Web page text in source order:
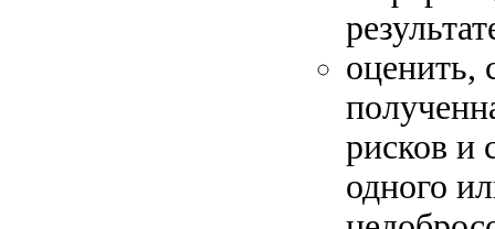
оценить,
рисков и
одного